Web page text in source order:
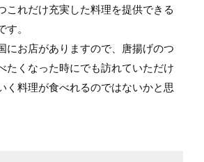
これだけ充実した料理を提供できる
。
にお店がありますので、唐揚げのつ
たくなった時にでも訪れていただけ
く料理が食べれるのではないかと思